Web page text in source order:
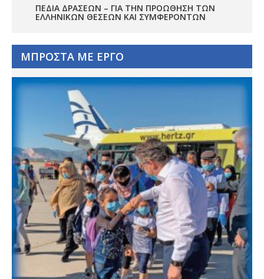
ΠΕΔΊΑ ΔΡΆΣΕΩΝ – ΓΙΑ ΤΗΝ ΠΡΟΏΘΗΣΗ ΤΩΝ
ΕΛΛΗΝΙΚΏΝ ΘΈΣΕΩΝ ΚΑΙ ΣΥΜΦΕΡΌΝΤΩΝ
ΜΠΡΟΣΤΑ ΜΕ ΕΡΓΟ